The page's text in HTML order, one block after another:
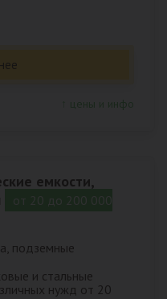
емкости,
и стальные
нужд от 20